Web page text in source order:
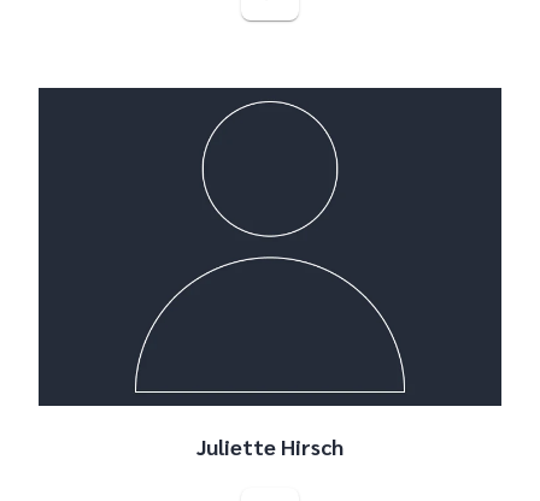
Juliette Hirsch